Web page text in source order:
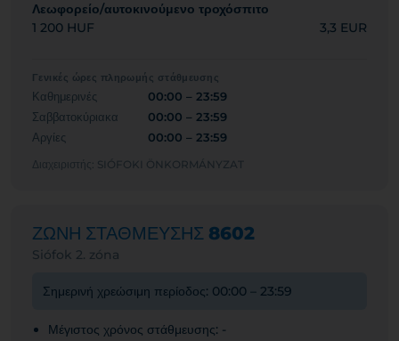
Λεωφορείο/αυτοκινούμενο τροχόσπιτο
1 200 HUF
3,3 EUR
Γενικές ώρες πληρωμής στάθμευσης
Καθημερινές
00:00 – 23:59
Σαββατοκύριακα
00:00 – 23:59
Αργίες
00:00 – 23:59
Διαχειριστής: SIÓFOKI ÖNKORMÁNYZAT
ΖΩΝΗ ΣΤΑΘΜΕΥΣΗΣ 8602
Siófok 2. zóna
Σημερινή χρεώσιμη περίοδος: 00:00 – 23:59
Μέγιστος χρόνος στάθμευσης: -